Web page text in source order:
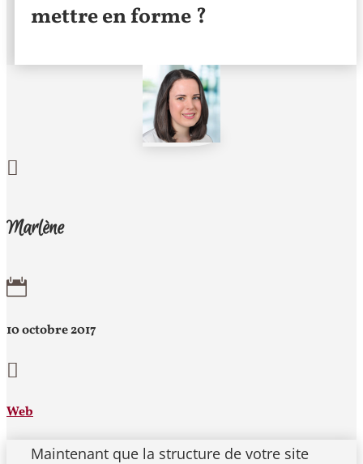
mettre en forme ?

Marlène

10 octobre 2017

Web
Maintenant que la structure de votre site